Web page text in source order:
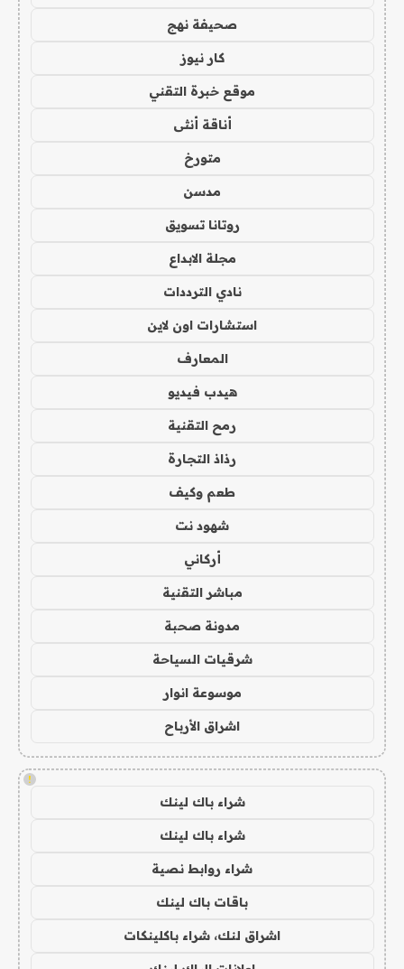
صحيفة نهج
كار نيوز
موقع خبرة التقني
أناقة أنثى
متورخ
مدسن
روتانا تسويق
مجلة الابداع
نادي الترددات
استشارات اون لاين
المعارف
هيدب فيديو
رمح التقنية
رذاذ التجارة
طعم وكيف
شهود نت
أركاني
مباشر التقنية
مدونة صحبة
شرقيات السياحة
موسوعة انوار
اشراق الأرباح
!
شراء باك لينك
شراء باك لينك
شراء روابط نصية
باقات باك لينك
اشراق لنك، شراء باكلينكات